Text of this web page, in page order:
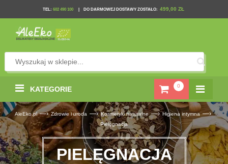
TEL: 602 490 100 DO DARMOWEJ DOSTAWY ZOSTAŁO: 499,00 ZŁ
0
KATEGORIE
AleEko.pl —› Zdrowie i uroda —› Kosmetyki naturalne —› Higiena intymna —›
Pielęgnacja
PIELĘGNACJA